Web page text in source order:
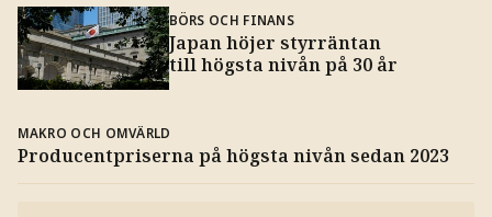
BÖRS OCH FINANS
Japan höjer styrräntan
till högsta nivån på 30 år
MAKRO OCH OMVÄRLD
Producentpriserna på högsta nivån sedan 2023